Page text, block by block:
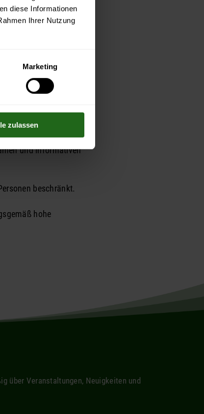
diese Informationen
Ihrer Nutzung
Marketing
zulassen
und informativen
beschränkt.
hohe
über Veranstaltungen, Neuigkeiten und